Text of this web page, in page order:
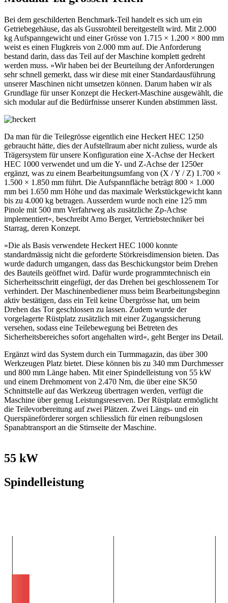
Bei dem geschilderten Benchmark-Teil handelt es sich um ein
Getriebegehäuse, das als Gussrohteil bereitgestellt wird. Mit 2.000
kg Aufspanngewicht und einer Grösse von 1.715 × 1.200 × 800 mm
weist es einen Flugkreis von 2.000 mm auf. Die Anforderung
bestand darin, dass das Teil auf der Maschine komplett gedreht
werden muss. »Wir haben bei der Beurteilung der Anforderungen
sehr schnell gemerkt, dass wir diese mit einer Standardausführung
unserer Maschinen nicht umsetzen können. Darum haben wir als
Grundlage für unser Konzept die Heckert-Maschine ausgewählt, die
sich modular auf die Bedürfnisse unserer Kunden abstimmen lässt.
Da man für die Teilegrösse eigentlich eine Heckert HEC 1250
gebraucht hätte, dies der Aufstellraum aber nicht zuliess, wurde als
Trägersystem für unsere Konfiguration eine X-Achse der Heckert
HEC 1000 verwendet und um die Y- und Z-Achse der 1250er
ergänzt, was zu einem Bearbeitungsumfang von (X / Y / Z) 1.700 ×
1.500 × 1.850 mm führt. Die Aufspannfläche beträgt 800 × 1.000
mm bei 1.650 mm Höhe und das maximale Werkstückgewicht kann
bis zu 4.000 kg betragen. Ausserdem wurde noch eine 125 mm
Pinole mit 500 mm Verfahrweg als zusätzliche Zp-Achse
implementiert«, beschreibt Arno Berger, Vertriebstechniker bei
Starrag, deren Konzept.
»Die als Basis verwendete Heckert HEC 1000 konnte
standardmässig nicht die geforderte Störkreisdimension bieten. Das
wurde dadurch umgangen, dass das Beschickungstor beim Drehen
des Bauteils geöffnet wird. Dafür wurde programmtechnisch ein
Sicherheitsschritt eingefügt, der das Drehen bei geschlossenem Tor
verhindert. Der Maschinenbediener muss beim Bearbeitungsbeginn
aktiv bestätigen, dass ein Teil keine Übergrösse hat, um beim
Drehen das Tor geschlossen zu lassen. Zudem wurde der
vorgelagerte Rüstplatz zusätzlich mit einer Zugangssicherung
versehen, sodass eine Teilebewegung bei Betreten des
Sicherheitsbereiches sofort angehalten wird«, geht Berger ins Detail.
Ergänzt wird das System durch ein Turmmagazin, das über 300
Werkzeugen Platz bietet. Diese können bis zu 340 mm Durchmesser
und 800 mm Länge haben. Mit einer Spindelleistung von 55 kW
und einem Drehmoment von 2.470 Nm, die über eine SK50
Schnittstelle auf das Werkzeug übertragen werden, verfügt die
Maschine über genug Leistungsreserven. Der Rüstplatz ermöglicht
die Teilevorbereitung auf zwei Plätzen. Zwei Längs- und ein
Querspäneförderer sorgen schliesslich für einen reibungslosen
Spanabtransport an die Stirnseite der Maschine.
55 kW
Spindelleistung